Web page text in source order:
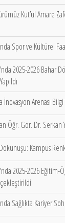
Kut’ül Amare
Spor ve Kültürel
2025-2026 Bahar
Arenası Bilgi
Öğr. Gör. Dr. Serkan
Kampüs
2025-2026 Eğitim-
Sağlıkta Kariyer